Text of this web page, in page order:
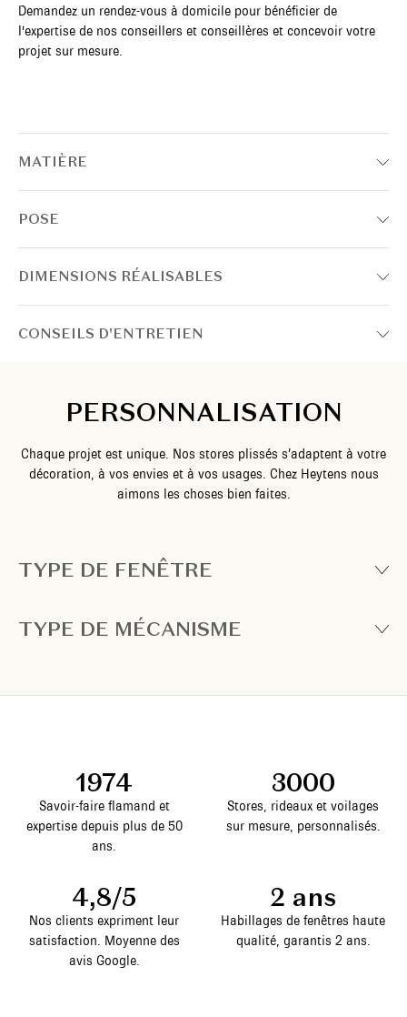
Demandez un rendez-vous à domicile pour bénéficier de
l'expertise de nos conseillers et conseillères et concevoir votre
projet sur mesure.
MATIÈRE
POSE
DIMENSIONS RÉALISABLES
CONSEILS D'ENTRETIEN
PERSONNALISATION
Chaque projet est unique. Nos stores plissés s’adaptent à votre
décoration, à vos envies et à vos usages. Chez Heytens nous
aimons les choses bien faites.
TYPE DE FENÊTRE
TYPE DE MÉCANISME
1974
Savoir-faire flamand et
expertise depuis plus de 50
ans.
3000
Stores, rideaux et voilages
sur mesure, personnalisés.
4,8/5
Nos clients expriment leur
satisfaction. Moyenne des
avis Google.
2 ans
Habillages de fenêtres haute
qualité, garantis 2 ans.